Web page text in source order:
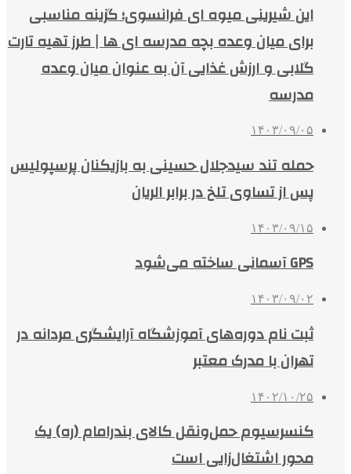
این شیرینی میوه ای فرانسوی؛ گزینه مناسبی
برای میان وعده بچه مدرسه ای ها | طرز تهیه تارت
گلابی و ارزش غذایی آن به عنوان میان وعده
مدرسه
۱۴۰۳/۰۹/۰۵
حمله تند سیدجلال حسینی به بازیکنان پرسپولیس
پس از تساوی تلخ در برابر الریان
۱۴۰۳/۰۹/۱۵
GPS آسمانی ساخته می‌شود
۱۴۰۳/۰۹/۰۲
ثبت نام دوره‌های آموزشگاه آرایشگری مردانه در
تهران با مدرک معتبر
۱۴۰۲/۱۰/۲۵
کنسرسیوم حمل‌ونقل کالای بندرامام (ره) یک
محور اشتغال‌زایی است